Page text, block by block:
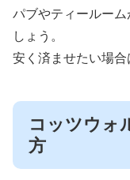
パブやティールー
しょう。
安く済ませたい場合
コッツウォ
方